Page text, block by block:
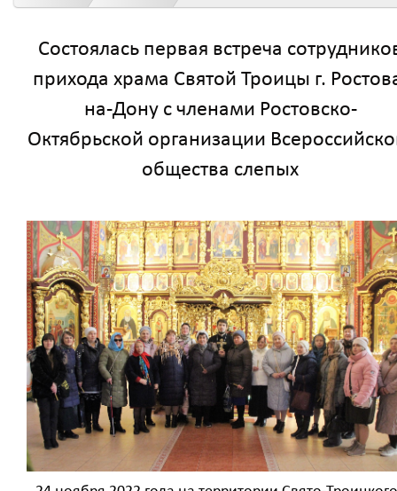
Состоялась первая встреча
прихода храма Святой Троицы г.
на-Дону с членами Ростовско-
Октябрьской организации
общества слепых